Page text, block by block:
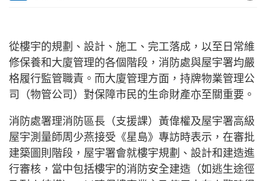
從樓宇的規劃、設計、施工、完工落成，以至日常維
修保養和大廈管理的各個階段，消防處與屋宇署均嚴
格履行監管職責。而大廈管理方面，持牌物業管理公
司（物管公司）對保障市民的生命財產亦至關重要。
消防處署理消防區長（支援課）黃偉權及屋宇署高級
屋宇測量師周少燕接受《星島》專訪時表示，在審批
建築圖則階段，屋宇署會就樓宇規劃、設計和建造進
行審核，當中包括樓宇的消防安全建造（如逃生途徑